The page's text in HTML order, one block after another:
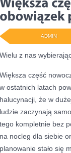
ADMIN
Wielu z nas
Większa część
w ostatnich latach
halucynacji, że w
ludzie zaczynają
tego kompletnie bez
na nocleg dla siebie
planowanie stało się